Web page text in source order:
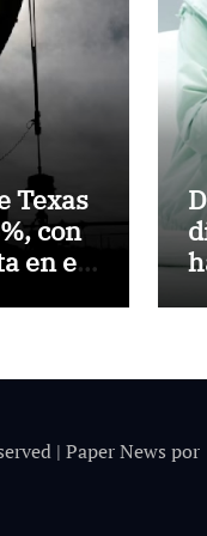
Texas
con
en el
| Paper News por